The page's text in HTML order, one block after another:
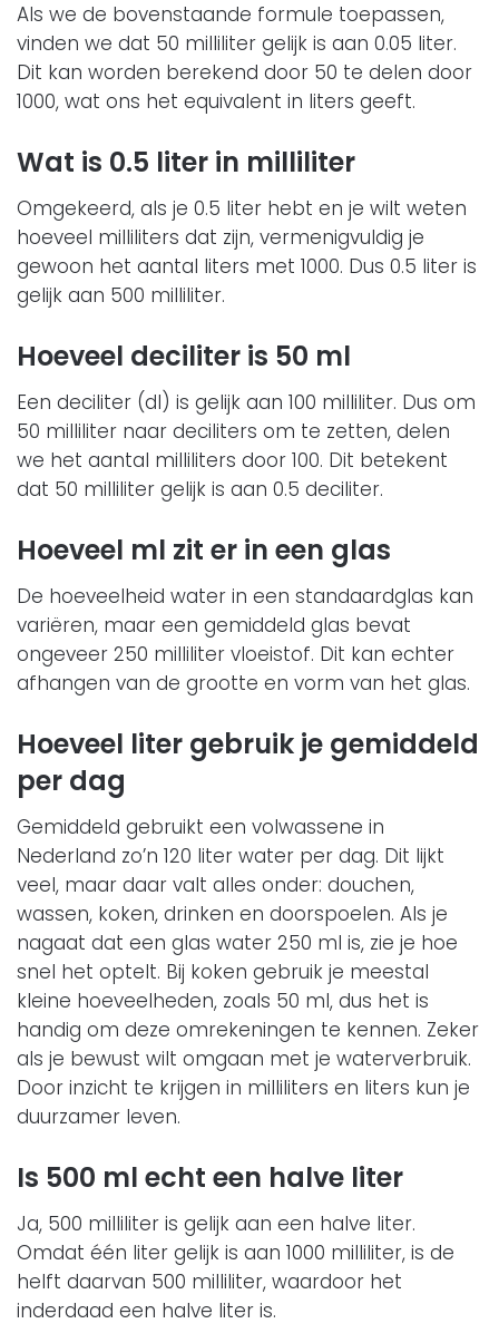
Als we de bovenstaande formule toepassen,
vinden we dat 50 milliliter gelijk is aan 0.05 liter.
Dit kan worden berekend door 50 te delen door
1000, wat ons het equivalent in liters geeft.
Wat is 0.5 liter in milliliter
Omgekeerd, als je 0.5 liter hebt en je wilt weten
hoeveel milliliters dat zijn, vermenigvuldig je
gewoon het aantal liters met 1000. Dus 0.5 liter is
gelijk aan 500 milliliter.
Hoeveel deciliter is 50 ml
Een deciliter (dl) is gelijk aan 100 milliliter. Dus om
50 milliliter naar deciliters om te zetten, delen
we het aantal milliliters door 100. Dit betekent
dat 50 milliliter gelijk is aan 0.5 deciliter.
Hoeveel ml zit er in een glas
De hoeveelheid water in een standaardglas kan
variëren, maar een gemiddeld glas bevat
ongeveer 250 milliliter vloeistof. Dit kan echter
afhangen van de grootte en vorm van het glas.
Hoeveel liter gebruik je gemiddeld
per dag
Gemiddeld gebruikt een volwassene in
Nederland zo’n 120 liter water per dag. Dit lijkt
veel, maar daar valt alles onder: douchen,
wassen, koken, drinken en doorspoelen. Als je
nagaat dat een glas water 250 ml is, zie je hoe
snel het optelt. Bij koken gebruik je meestal
kleine hoeveelheden, zoals 50 ml, dus het is
handig om deze omrekeningen te kennen. Zeker
als je bewust wilt omgaan met je waterverbruik.
Door inzicht te krijgen in milliliters en liters kun je
duurzamer leven.
Is 500 ml echt een halve liter
Ja, 500 milliliter is gelijk aan een halve liter.
Omdat één liter gelijk is aan 1000 milliliter, is de
helft daarvan 500 milliliter, waardoor het
inderdaad een halve liter is.